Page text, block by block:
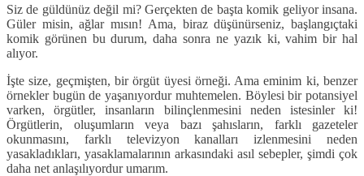
Siz de güldünüz değil mi? Gerçekten de başta komik geliyor insana.
Güler misin, ağlar mısın! Ama, biraz düşünürseniz, başlangıçtaki
komik görünen bu durum, daha sonra ne yazık ki, vahim bir hal
alıyor.
İşte size, geçmişten, bir örgüt üyesi örneği. Ama eminim ki, benzer
örnekler bugün de yaşanıyordur muhtemelen. Böylesi bir potansiyel
varken, örgütler, insanların bilinçlenmesini neden istesinler ki!
Örgütlerin, oluşumların veya bazı şahısların, farklı gazeteler
okunmasını, farklı televizyon kanalları izlenmesini neden
yasakladıkları, yasaklamalarının arkasındaki asıl sebepler, şimdi çok
daha net anlaşılıyordur umarım.